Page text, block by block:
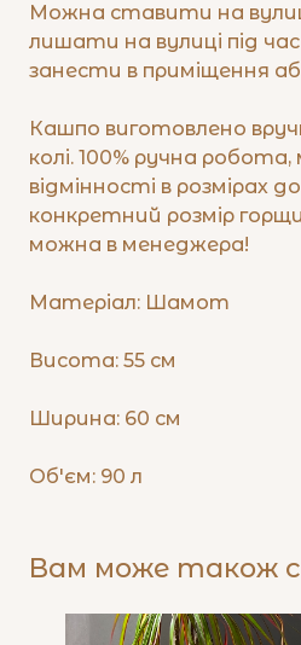
Можна ставити на
лишати на вулиці під
занести в приміщення
Кашпо виготовлено
колі. 100% ручна робота,
відмінності в розмірах
конкретний розмір
можна в менеджера!
Матеріал: Шамот
Висота: 55 см
Ширина: 60 см
Об'єм: 90 л
Вам може також